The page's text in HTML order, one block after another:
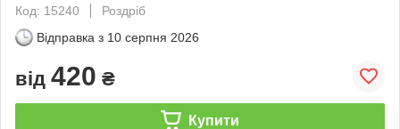
Код: 15240
Роздріб
Відправка з 10 серпня 2026
від 420 ₴
Купити